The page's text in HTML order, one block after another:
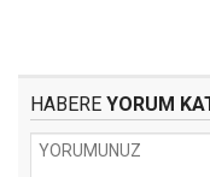
HABERE YORUM